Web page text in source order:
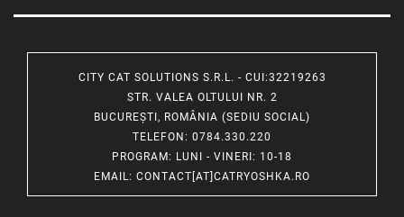
CITY CAT SOLUTIONS S.R.L. - CUI:32219263
STR. VALEA OLTULUI NR. 2
BUCUREȘTI, ROMÂNIA (SEDIU SOCIAL)
TELEFON : 0784.330.220
PROGRAM: LUNI - VINERI: 10-18
EMAIL : CONTACT[AT]CATRYOSHKA.RO